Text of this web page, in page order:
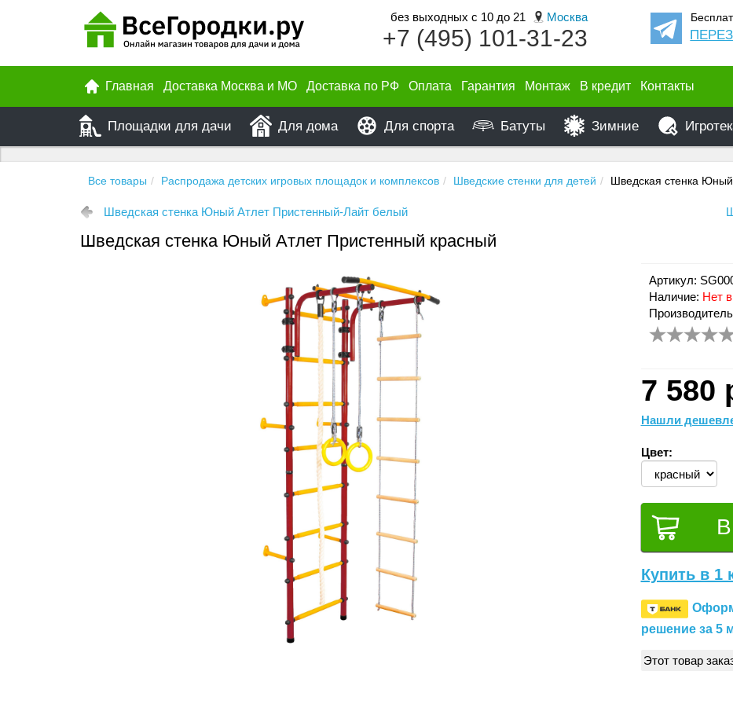
без выходных с 10 до 21 Москва
+7 (495) 101-31-23
Главная Доставка Москва и МО Доставка по РФ Оплата Гарантия Монтаж В кредит Контакты
Площадки для дачи Для дома Для спорта Батуты Зимние
Все товары Распродажа детских игровых площадок и комплексов Шведские стенки для детей Шведская стенка
Шведская стенка Юный Атлет Пристенный-Лайт белый
Шведская стенка Юный Атлет Пристенный красный
Артикул:
Наличие: Нет
7 580
Нашли
Цвет:
Купить в 1
решение за 5
Этот товар